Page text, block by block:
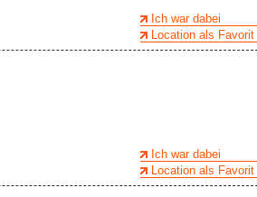
Ich war dabei
Location als Favorit
Ich war dabei
Location als Favorit